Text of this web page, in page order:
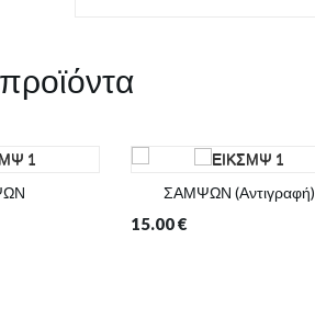
ΣΑΜΨΩΝ (Αντιγραφή)
15.00€